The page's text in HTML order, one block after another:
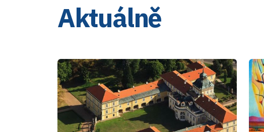
Aktuálně